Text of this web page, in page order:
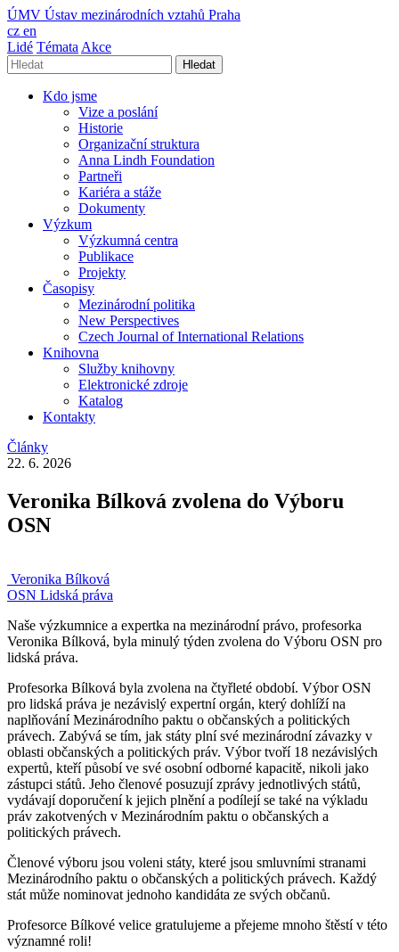
ÚMV Ústav mezinárodních vztahů Praha
cz en
Lidé Témata Akce
Hledat
Kdo jsme
Vize a poslání
Historie
Organizační struktura
Anna Lindh Foundation
Partneři
Kariéra a stáže
Dokumenty
Výzkum
Výzkumná centra
Publikace
Projekty
Časopisy
Mezinárodní politika
New Perspectives
Czech Journal of International Relations
Knihovna
Služby knihovny
Elektronické zdroje
Katalog
Kontakty
Články
22. 6. 2026
Veronika Bílková zvolena do Výboru
OSN
Veronika Bílková
OSN Lidská práva
Naše výzkumnice a expertka na mezinárodní právo, profesorka
Veronika Bílková, byla minulý týden zvolena do Výboru OSN pro
lidská práva.
Profesorka Bílková byla zvolena na čtyřleté období. Výbor OSN
pro lidská práva je nezávislý expertní orgán, který dohlíží na
naplňování Mezinárodního paktu o občanských a politických
právech. Zabývá se tím, jak státy plní své mezinárodní závazky v
oblasti občanských a politických práv. Výbor tvoří 18 nezávislých
expertů, kteří působí ve své osobní odborné kapacitě, nikoli jako
zástupci států. Jeho členové posuzují zprávy jednotlivých států,
vydávají doporučení k jejich plnění a podílejí se také na výkladu
práv zakotvených v Mezinárodním paktu o občanských a
politických právech.
Členové výboru jsou voleni státy, které jsou smluvními stranami
Mezinárodního paktu o občanských a politických právech. Každý
stát může nominovat jednoho kandidáta ze svých občanů.
Profesorce Bílkové velice gratulujeme a přejeme mnoho štěstí v této
významné roli!